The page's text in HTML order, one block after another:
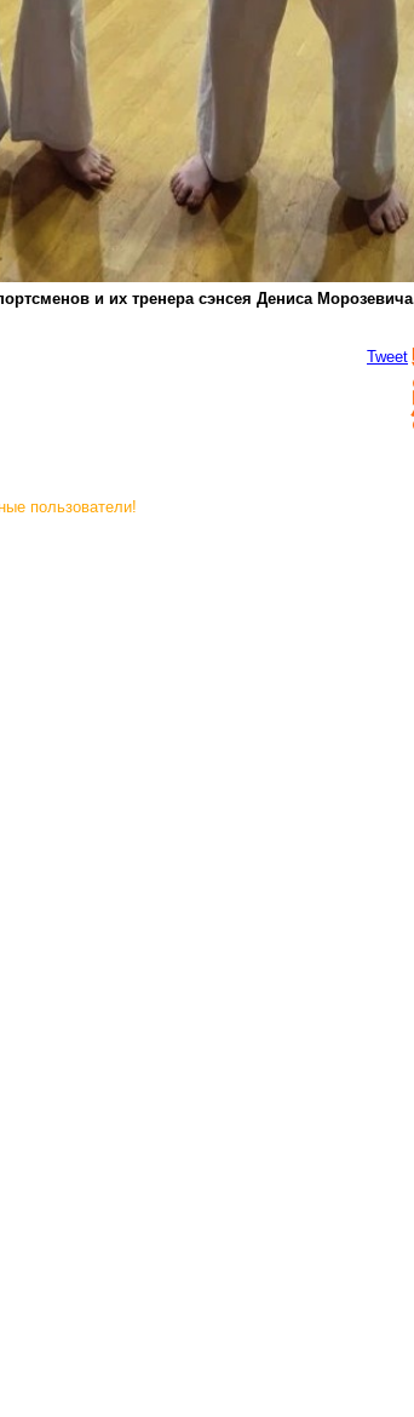
и их тренера сэнсея Дениса
Tweet
пользователи!